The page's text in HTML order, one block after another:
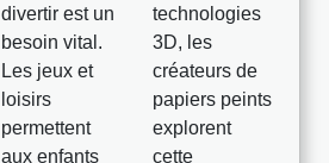
divertir est un
besoin vital.
Les jeux et
loisirs
permettent
aux enfants
technologies
3D, les
créateurs de
papiers peints
explorent
cette